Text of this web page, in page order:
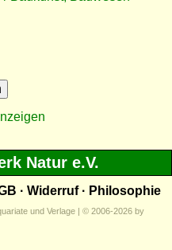
Natur e.V.
· Widerruf· Philosophie
und Verlage | © 2006-2026 by